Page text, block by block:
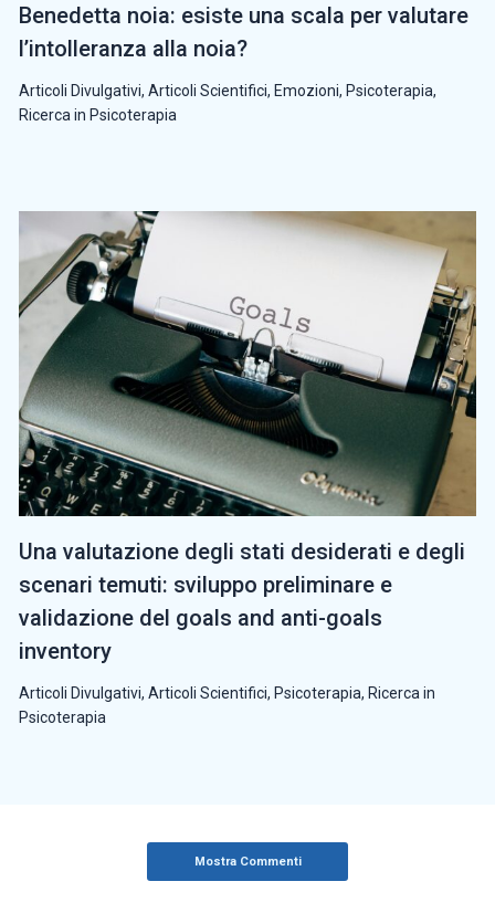
Benedetta noia: esiste una scala per valutare
l’intolleranza alla noia?
Articoli Divulgativi, Articoli Scientifici, Emozioni, Psicoterapia,
Ricerca in Psicoterapia
Una valutazione degli stati desiderati e degli
scenari temuti: sviluppo preliminare e
validazione del goals and anti-goals
inventory
Articoli Divulgativi, Articoli Scientifici, Psicoterapia, Ricerca in
Psicoterapia
Mostra Commenti